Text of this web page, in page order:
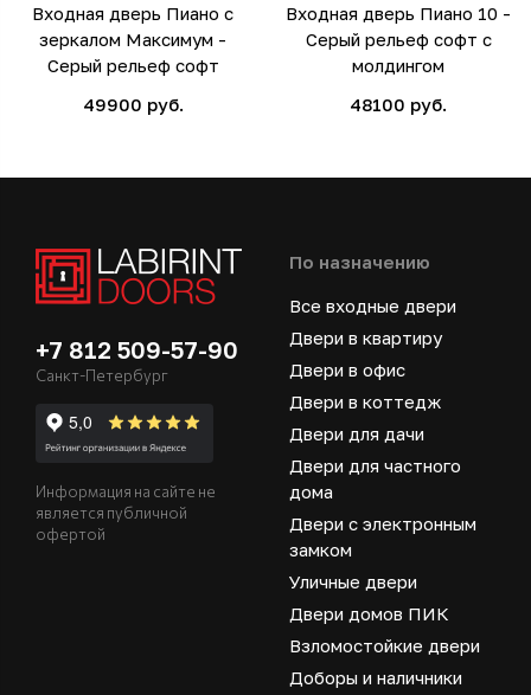
Входная дверь Пиано с
зеркалом Максимум -
Серый рельеф софт
49900 руб.
Входная дверь Пиано 10 -
Серый рельеф софт с
молдингом
48100 руб.
+7 812 509-57-90
Санкт-Петербург
Информация на сайте не
является публичной
офертой
По назначению
Все входные двери
Двери в квартиру
Двери в офис
Двери в коттедж
Двери для дачи
Двери для частного
дома
Двери с электронным
замком
Уличные двери
Двери домов ПИК
Взломостойкие двери
Доборы и наличники